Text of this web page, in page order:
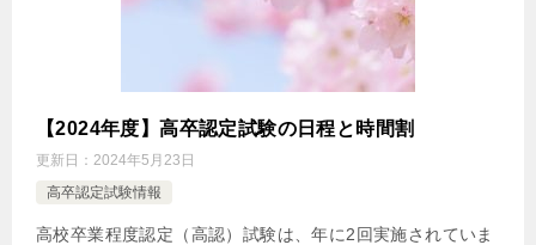
【2024年度】高卒認定試験の日程と時間割
更新日： 2024年5月23日
高卒認定試験情報
高校卒業程度認定（高認）試験は、年に2回実施されていま